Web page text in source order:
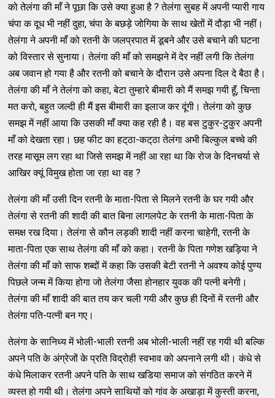
को तेलंगा की माँ ने पूछा कि उसे क्‍या हुआ है ? तेलंगा सुबह में अपनी प्‍यारी गाय
चंपा क दूध भी नहीं दुहा, चंपा के बछड़े जोगिया के साथ खेतों में दौड़ा भी नहीं।
तेलंगा ने अपनी माँ को रतनी के जलप्रपात में डूबने और उसे बचाने की घटना
को विस्‍तार से सुनाया। तेलंगा की माँ को समझने में देर नहीं लगी कि तेलंगा
अब जवान हो गया है और रतनी को बचाने के दौरान उसे अपना दिल दे बैठा है।
तेलंगा की माँ ने तेलंगा को कहा, बेटा तुम्‍हारे बीमारी को मैं समझ गयी हॅूं, चिन्‍ता
मत करो, बहुत जल्‍दी ही मैं इस बीमारी का इलाज कर दूंगी। तेलंगा को कुछ
समझ में नहीं आया कि उसकी माँ क्‍या कह रही है। वह बस टुकुर-टुकुर अपनी
माँ को देखता रहा। छह फीट का हट्‌ठा-कट्‌ठा तेलंगा अभी बिल्‍कुल बच्‍चे की
तरह मासूम लग रहा था जिसे समझ में नहीं आ रहा था कि रोज के दिनचर्या से
आखिर क्‍यूं विमुख होता जा रहा था वह ?
तेलंगा की माँ उसी दिन रतनी के माता-पिता से मिलने रतनी के घर गयी और
तेलंगा से रतनी की शादी की बात बिना लागलपेट के रतनी के माता-पिता के
समक्ष रख दिया। तेलंगा से कौन लड़की शादी नहीं करना चाहेगी, रतनी के
माता-पिता एक साथ तेलंगा की माँ को कहा। रतनी के पिता गणेश खड़िया ने
तेलंगा की माँ को साफ शब्‍दों में कहा कि उसकी बेटी रतनी ने अवश्‍य कोई पुण्‍य
पिछले जन्‍म में किया होगा जो तेलंगा जैसा होनहार युवक की पत्‍नी बनेगी।
तेलंगा की माँ शादी की बात तय कर चली गयी और कुछ ही दिनों में रतनी और
तेलंगा पति-पत्‍नी बन गए।
तेलंगा के सानिध्‍य में भोली-भाली रतनी अब भोली-भाली नहीं रह गयी थी बल्‍कि
अपने पति के अंग्रेजों के प्रति विद्रोही स्‍वभाव को अपनाने लगी थी। कंधे से
कंधे मिलाकर रतनी अपने पति के साथ खडिया समाज को संगठित करने में
व्‍यस्‍त हो गयी थी। तेलंगा अपने साथियों को गांव के अखाड़ा में कुस्‍ती करना,